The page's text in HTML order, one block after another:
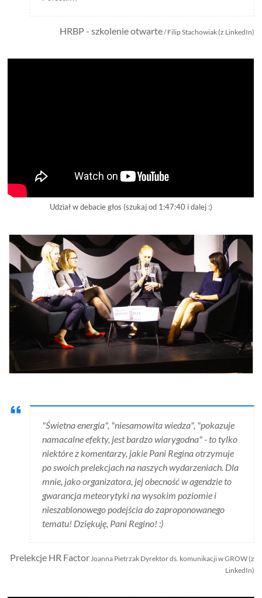
HRBP - szkolenie otwarte/ Filip Stachowiak (z LinkedIn)
Udział w debacie głos (szukaj od 1:47:40 i dalej :)
"Świetna energia", "niesamowita wiedza", "pokazuje
namacalne efekty, jest bardzo wiarygodna" - to tylko
niektóre z komentarzy, jakie Pani Regina otrzymuje
po swoich prelekcjach na naszych wydarzeniach. Dla
mnie, jako organizatora, jej obecność w agendzie to
gwarancja meteorytyki na wysokim poziomie i
nieszablonowego podejścia do zaproponowanego
tematu! Dziękuję, Pani Regino! :)
Prelekcje HR FactorJoanna Pietrzak Dyrektor ds. komunikacji w GROW (z
LinkedIn)